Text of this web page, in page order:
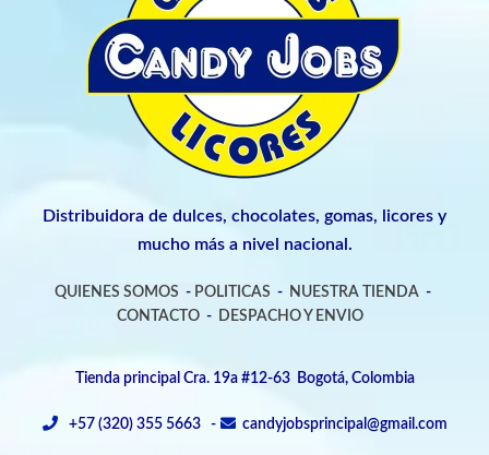
Distribuidora de dulces, chocolates, gomas, licores y
mucho más a nivel nacional.
QUIENES SOMOS - POLITICAS - NUESTRA TIENDA -
CONTACTO- DESPACHO Y ENVIO
Tienda principal Cra. 19a #12-63 Bogotá, Colombia
+57 (320) 355 5663 - candyjobsprincipal@gmail.com